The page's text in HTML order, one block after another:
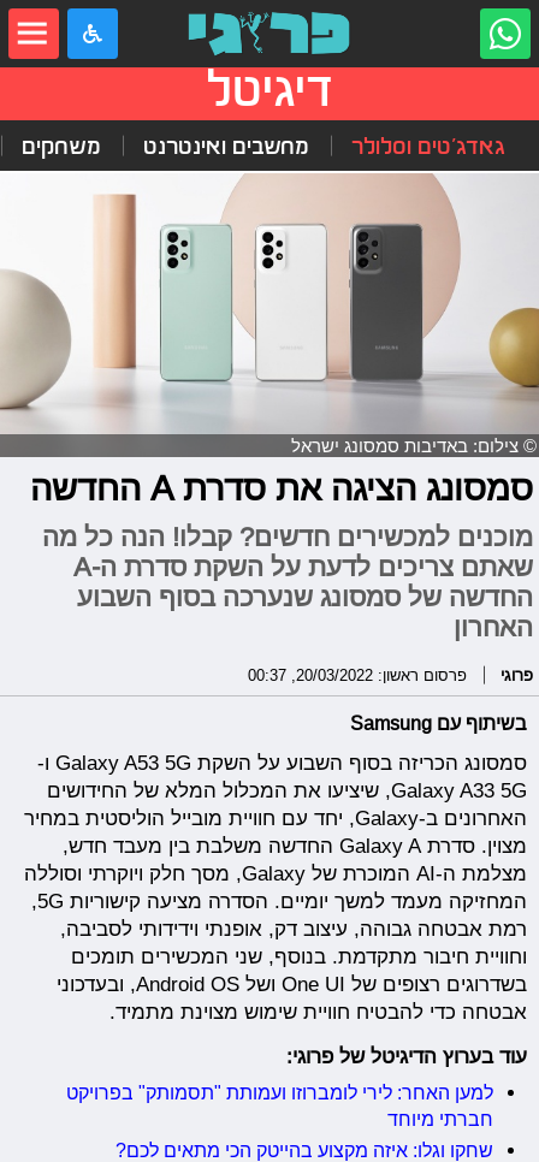
דיגיטל
גאדג'טים וסלולר מחשבים ואינטרנט משחקים
© צילום: באדיבות סמסונג ישראל
סמסונג הציגה את סדרת A החדשה
מוכנים למכשירים חדשים? קבלו! הנה כל מה
שאתם צריכים לדעת על השקת סדרת ה-A
החדשה של סמסונג שנערכה בסוף השבוע
האחרון
פרוגי פרסום ראשון: 20/03/2022, 00:37
בשיתוף עם Samsung
סמסונג הכריזה בסוף השבוע על השקת Galaxy A53 5G ו-
Galaxy A33 5G, שיציעו את המכלול המלא של החידושים
האחרונים ב-Galaxy, יחד עם חוויית מובייל הוליסטית במחיר
מצוין. סדרת Galaxy A החדשה משלבת בין מעבד חדש,
מצלמת ה-AI המוכרת של Galaxy, מסך חלק ויוקרתי וסוללה
המחזיקה מעמד למשך יומיים. הסדרה מציעה קישוריות 5G,
רמת אבטחה גבוהה, עיצוב דק, אופנתי וידידותי לסביבה,
וחוויית חיבור מתקדמת. בנוסף, שני המכשירים תומכים
בשדרוגים רצופים של One UI ושל Android OS, ובעדכוני
אבטחה כדי להבטיח חוויית שימוש מצוינת מתמיד.
עוד בערוץ הדיגיטל של פרוגי:
למען האחר: לירי לומברוזו ועמותת "תסמותק" בפרויקט
חברתי מיוחד
שחקו וגלו: איזה מקצוע בהייטק הכי מתאים לכם?